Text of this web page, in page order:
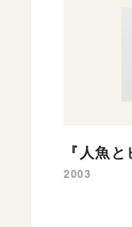
『人魚
2003